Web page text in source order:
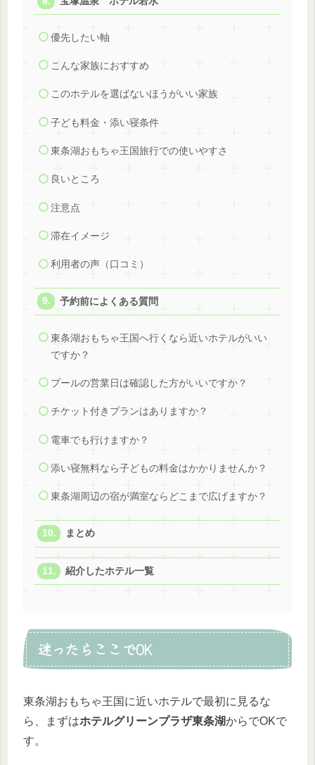
優先したい軸
こんな家族におすすめ
このホテルを選ばないほうがいい家族
子ども料金・添い寝条件
東条湖おもちゃ王国旅行での使いやすさ
良いところ
注意点
滞在イメージ
利用者の声（口コミ）
予約前によくある質問
東条湖おもちゃ王国へ行くなら近いホテルがいい
ですか？
プールの営業日は確認した方がいいですか？
チケット付きプランはありますか？
電車でも行けますか？
添い寝無料なら子どもの料金はかかりませんか？
東条湖周辺の宿が満室ならどこまで広げますか？
まとめ
紹介したホテル一覧
迷ったらここでOK
東条湖おもちゃ王国に近いホテルで最初に見るな
ら、まずはホテルグリーンプラザ東条湖からでOKで
す。